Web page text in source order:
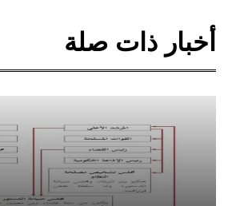
أخبار ذات صلة